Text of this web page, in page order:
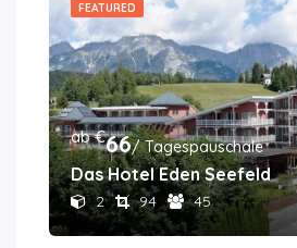
FEATURED
ab €66/ Tagespauschale
Das Hotel Eden Seefeld
2 94 45